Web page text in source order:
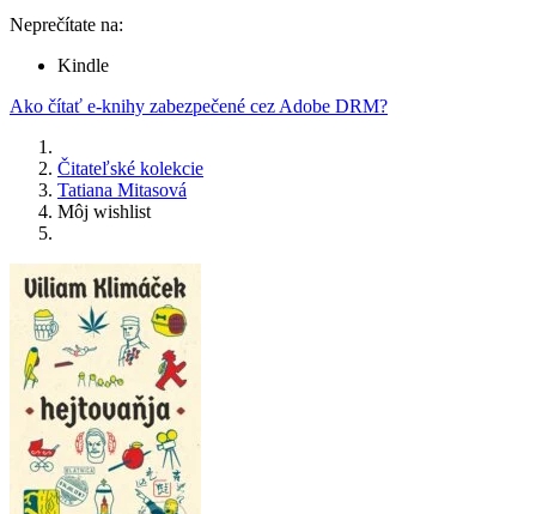
Neprečítate na:
Kindle
Ako čítať e-knihy zabezpečené cez Adobe DRM?
Čitateľské kolekcie
Tatiana Mitasová
Môj wishlist